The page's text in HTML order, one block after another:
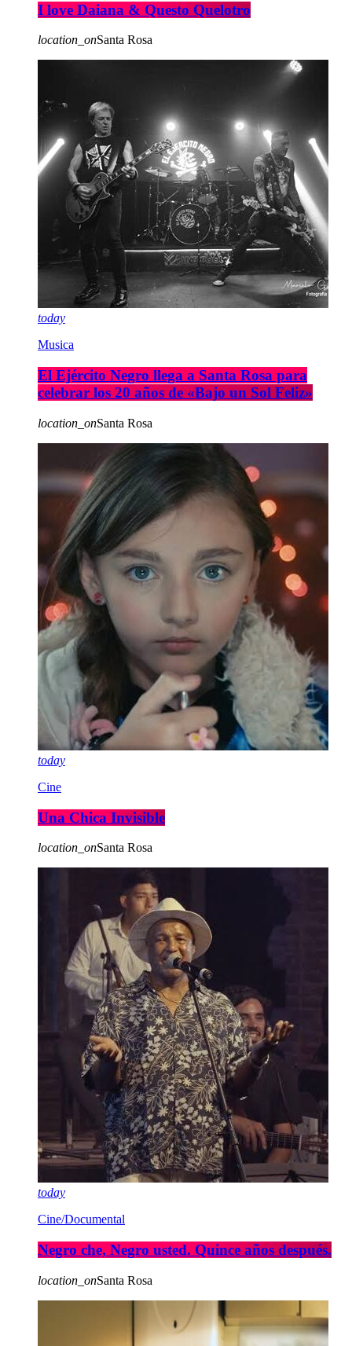
I love Daiana & Questo Quelotro
location_onSanta Rosa
today
Musica
El Ejército Negro llega a Santa Rosa para
celebrar los 20 años de «Bajo un Sol Feliz»
location_onSanta Rosa
today
Cine
Una Chica Invisible
location_onSanta Rosa
today
Cine/Documental
Negro che, Negro usted. Quince años después.
location_onSanta Rosa